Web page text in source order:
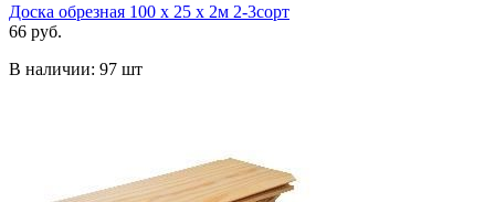
Доска обрезная 100 х 25 х 2м 2-3сорт
66 руб.
В наличии: 97 шт